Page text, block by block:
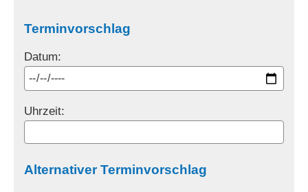
Terminvorschlag
Datum:
Uhrzeit:
Alternativer Terminvorschlag